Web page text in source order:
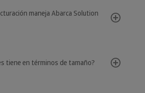
maneja Abarca Solution
tiene en términos de tamaño?